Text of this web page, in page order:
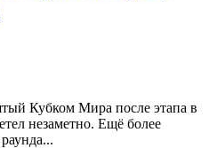
Кубком Мира после этапа в
незаметно. Ещё более